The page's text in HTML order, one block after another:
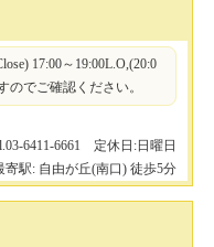
17:00～19:00L.O,(20:0
でご確認ください。
6411-6661 定休日:日曜日
駅: 自由が丘(南口) 徒歩5分